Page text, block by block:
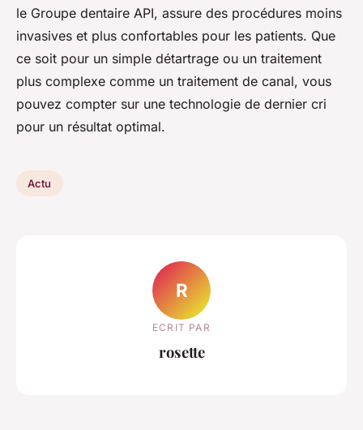
le Groupe dentaire API, assure des procédures moins
invasives et plus confortables pour les patients. Que
ce soit pour un simple détartrage ou un traitement
plus complexe comme un traitement de canal, vous
pouvez compter sur une technologie de dernier cri
pour un résultat optimal.
Actu
R
ECRIT PAR
rosette